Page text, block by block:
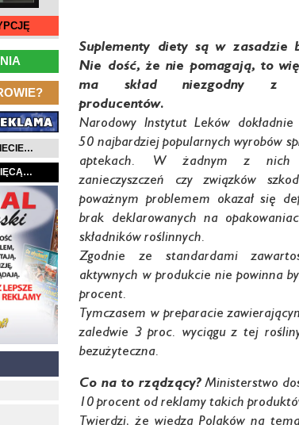
Suplementy diety są w zasadzie
Nie dość, że nie pomagają, to
ma skład niezgodny z
producentów.
Narodowy Instytut Leków dokładnie
50 najbardziej popularnych wyrobów
aptekach. W żadnym z nich
zanieczyszczeń czy związków
poważnym problemem okazał się
brak deklarowanych na
składników roślinnych.
Zgodnie ze standardami
aktywnych w produkcie nie powinna
procent.
Tymczasem w preparacie
zaledwie 3 proc. wyciągu z tej
bezużyteczna.
Co na to rządzący?Ministerstwo
10 procent od reklamy takich
Twierdzi, że wiedza Polaków na